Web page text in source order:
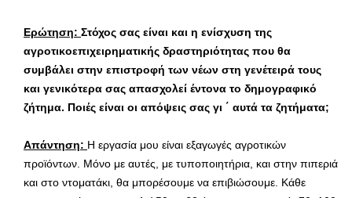
Ερώτηση: Στόχος σας είναι και η ενίσχυση της
αγροτικοεπιχειρηματικής δραστηριότητας που θα
συμβάλει στην επιστροφή των νέων στη γενέτειρά τους
και γενικότερα σας απασχολεί έντονα το δημογραφικό
ζήτημα. Ποιές είναι οι απόψεις σας γι ΄ αυτά τα ζητήματα;
Απάντηση: Η εργασία μου είναι εξαγωγές αγροτικών
προϊόντων. Μόνο με αυτές, με τυποποιητήρια, και στην πιπεριά
και στο ντοματάκι, θα μπορέσουμε να επιβιώσουμε. Κάθε